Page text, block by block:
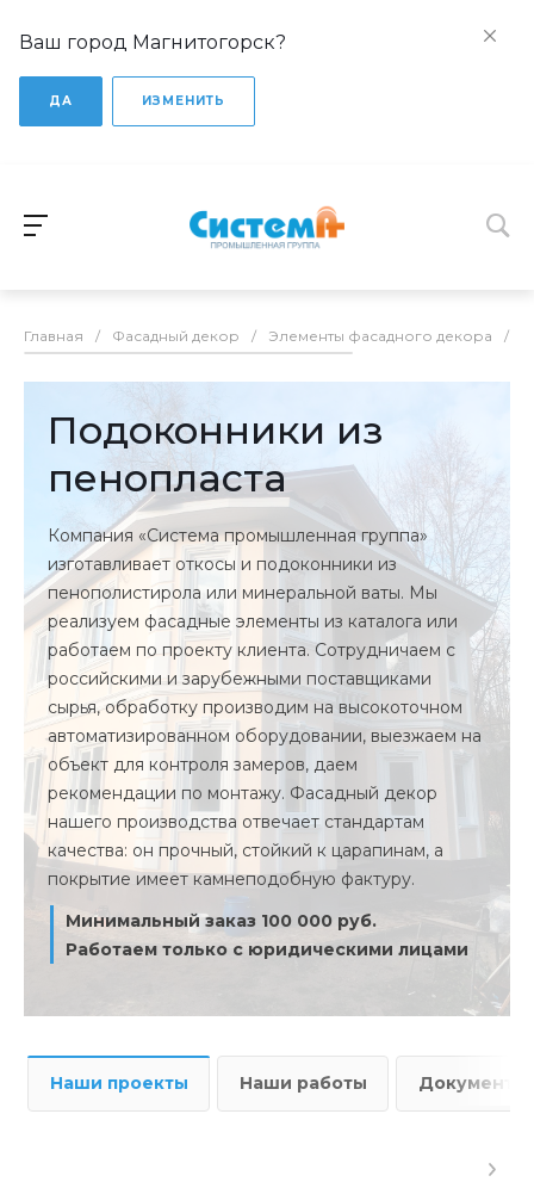
Ваш город Магнитогорск?
ДА ИЗМЕНИТЬ
Главная / Фасадный декор / Элементы фасадного декора /
Подоконники из
пенопласта
Компания «Система промышленная группа»
изготавливает откосы и подоконники из
пенополистирола или минеральной ваты. Мы
реализуем фасадные элементы из каталога или
работаем по проекту клиента. Сотрудничаем с
российскими и зарубежными поставщиками
сырья, обработку производим на высокоточном
автоматизированном оборудовании, выезжаем на
объект для контроля замеров, даем
рекомендации по монтажу. Фасадный декор
нашего производства отвечает стандартам
качества: он прочный, стойкий к царапинам, а
покрытие имеет камнеподобную фактуру.
Минимальный заказ 100 000 руб.
Работаем только с юридическими лицами
Наши проекты Наши работы Документы